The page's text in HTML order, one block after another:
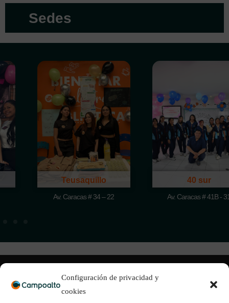
Configuración de privacidad y
cookies
Sedes
Teusaquillo
Av. Caracas # 34 – 22 Av. Caracas # 41B - 31